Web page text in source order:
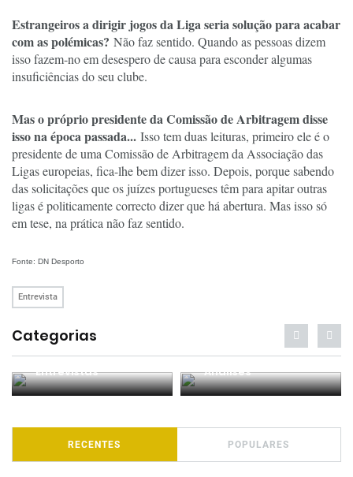
Estrangeiros a dirigir jogos da Liga seria solução para acabar
com as polémicas? Não faz sentido. Quando as pessoas dizem
isso fazem-no em desespero de causa para esconder algumas
insuficiências do seu clube.
Mas o próprio presidente da Comissão de Arbitragem disse
isso na época passada... Isso tem duas leituras, primeiro ele é o
presidente de uma Comissão de Arbitragem da Associação das
Ligas europeias, fica-lhe bem dizer isso. Depois, porque sabendo
das solicitações que os juízes portugueses têm para apitar outras
ligas é politicamente correcto dizer que há abertura. Mas isso só
em tese, na prática não faz sentido.
Fonte: DN Desporto
Entrevista
Categorias
Entrevistas Análises
RECENTES POPULARES